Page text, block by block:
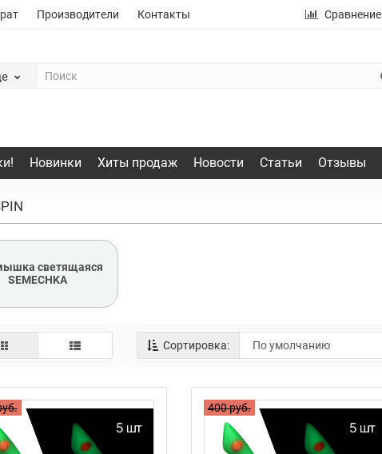
Производители Контакты Сравнение
Новинки Хиты продаж Новости Статьи Отзывы
светящаяся
SEMECHKA
Сортировка:
400 руб.